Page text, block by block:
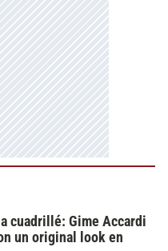
cuadrillé: Gime Accardi
un original look en